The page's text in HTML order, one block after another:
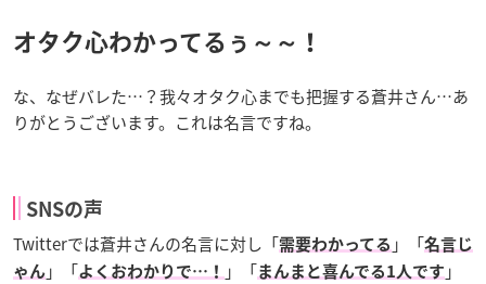
オタク心わかってるぅ～～！
な、なぜバレた…？我々オタク心までも把握する蒼井さん…あ
りがとうございます。これは名言ですね。
SNSの声
Twitterでは蒼井さんの名言に対し「需要わかってる 」「名言じ
ゃん 」「よくおわかりで…！ 」「まんまと喜んでる1人です 」